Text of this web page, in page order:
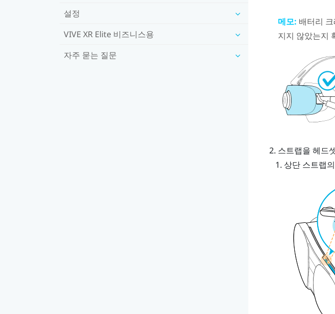
설정
VIVE XR Elite 비즈니스용
자주 묻는 질문
메모: 배터리
지지 않았는지
스트랩을 헤드
상단 스트랩